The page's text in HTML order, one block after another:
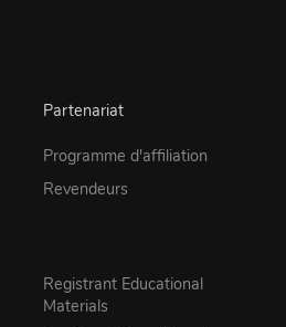
Partenariat
Programme d'affiliation
Revendeurs
Registrant Educational
Materials